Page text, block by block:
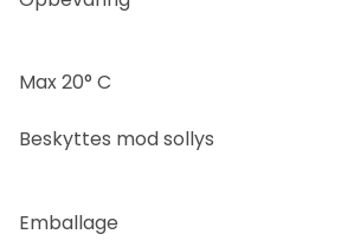
Max 20° C
Beskyttes mod sollys
Emballage